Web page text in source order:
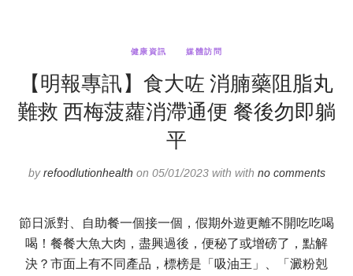
健康資訊 媒體訪問
【明報專訊】食大咗 消腩藥阻脂丸
難救 西梅菠蘿消滯通便 餐後勿即躺
平
byrefoodlutionhealth on 05/01/2023 with with no comments
節日派對、自助餐一個接一個，假期外遊更離不開吃吃喝
喝！餐餐大魚大肉，盡興過後，便秘了或增磅了，點解
決？市面上有不同產品，標榜是「吸油王」、「澱粉剋